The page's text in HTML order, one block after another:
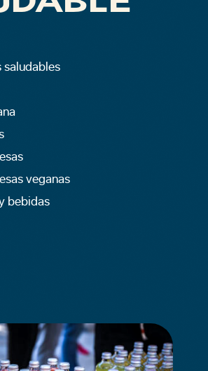
saludables
veganas
bebidas